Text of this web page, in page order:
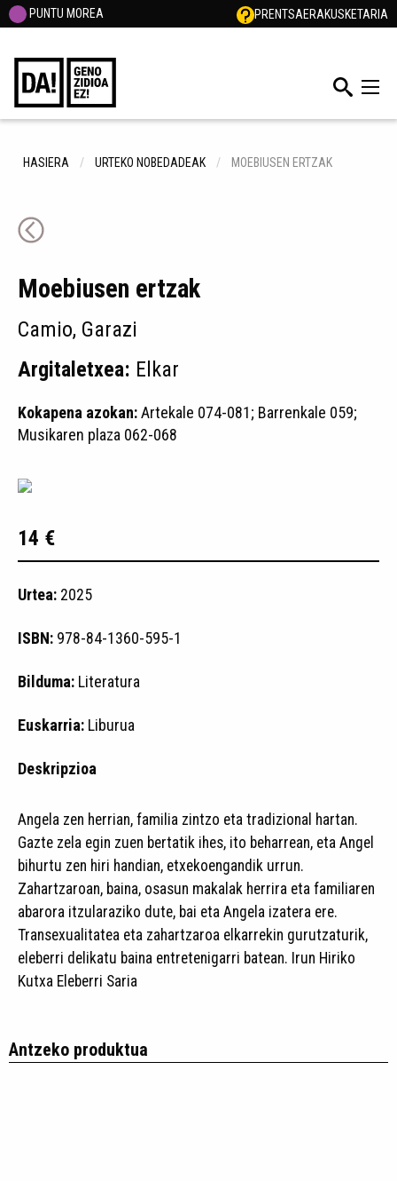
PUNTU MOREA PRENTSAERAKUSKETARIA
HASIERA URTEKO NOBEDADEAK MOEBIUSEN ERTZAK
Moebiusen ertzak
Camio, Garazi
Argitaletxea: Elkar
Kokapena azokan:Artekale 074-081; Barrenkale 059;
Musikaren plaza 062-068
14 €
Urtea: 2025
ISBN: 978-84-1360-595-1
Bilduma: Literatura
Euskarria: Liburua
Deskripzioa
Angela zen herrian, familia zintzo eta tradizional hartan.
Gazte zela egin zuen bertatik ihes, ito beharrean, eta Angel
bihurtu zen hiri handian, etxekoengandik urrun.
Zahartzaroan, baina, osasun makalak herrira eta familiaren
abarora itzularaziko dute, bai eta Angela izatera ere.
Transexualitatea eta zahartzaroa elkarrekin gurutzaturik,
eleberri delikatu baina entretenigarri batean. Irun Hiriko
Kutxa Eleberri Saria
Antzeko produktua